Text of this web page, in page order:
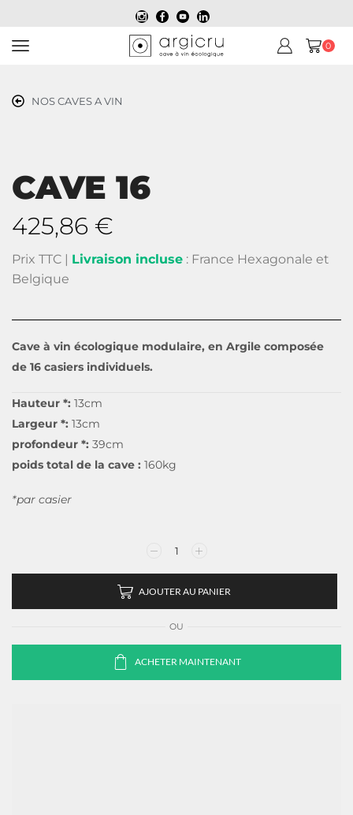
0
NOS CAVES A VIN
CAVE 16
425,86 €
Prix TTC | Livraison incluse : France Hexagonale et
Belgique
Cave à vin écologique modulaire, en Argile composée
de 16 casiers individuels.
Hauteur *: 13cm
Largeur *: 13cm
profondeur *: 39cm
poids total de la cave : 160kg
*par casier
AJOUTER AU PANIER
OU
ACHETER MAINTENANT